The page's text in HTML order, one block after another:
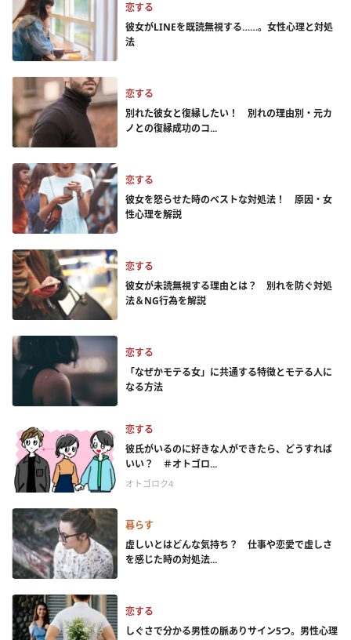
恋する
彼女がLINEを既読無視する……。女性心理と対処
法
恋する
別れた彼女と復縁したい！ 別れの理由別・元カ
ノとの復縁成功のコ...
恋する
彼女を怒らせた時のベストな対処法！ 原因・女
性心理を解説
恋する
彼女が未読無視する理由とは？ 別れを防ぐ対処
法＆NG行為を解説
恋する
「なぜかモテる女」に共通する特徴とモテる人に
なる方法
恋する
彼氏がいるのに好きな人ができたら、どうすれば
いい？ ＃オトゴロ...
オトゴロク4
暮らす
虚しいとはどんな気持ち？ 仕事や恋愛で虚しさ
を感じた時の対処法...
恋する
しぐさで分かる男性の脈ありサイン5つ。男性心理